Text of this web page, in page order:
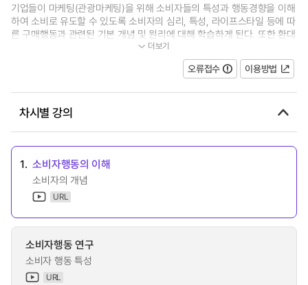
기업들이 마케팅(관광마케팅)을 위해 소비자들의 특성과 행동경향을 이해
하여 소비로 유도할 수 있도록 소비자의 심리, 특성, 라이프스타일 등에 따
른 구매행동과 관련된 기본 개념 및 원리에 대해 학습하게 된다. 또한 환대
산업 및 관광소비자(관광객)들의... 더보기
오류접수 이용방법
차시별 강의
1. 소비자행동의 이해
소비자의 개념
URL
소비자행동 연구
소비자 행동 특성
URL